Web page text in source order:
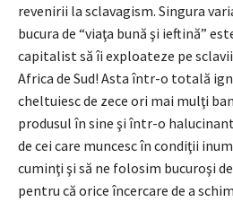
revenirii la sclavagism. Singura
bucura de “viaţa bună şi ieftină”
capitalist să îi exploateze pe sclavii
Africa de Sud! Asta într-o totală
cheltuiesc de zece ori mai mulţi
produsul în sine şi într-o
de cei care muncesc în condiţii
cuminţi şi să ne folosim bucuroşi
pentru că orice încercare de a